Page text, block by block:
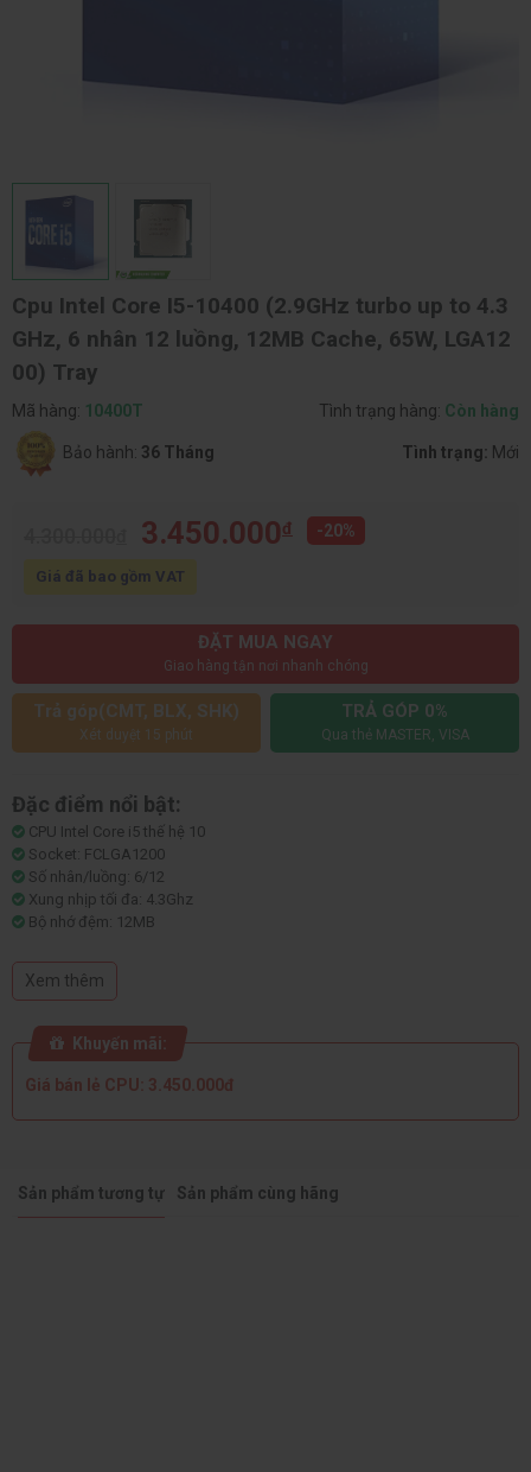
Cpu Intel Core I5-10400 (2.9GHz turbo up to 4.3
GHz, 6 nhân 12 luồng, 12MB Cache, 65W, LGA12
00) Tray
Mã hàng: 10400T Tình trạng hàng: Còn hàng
Bảo hành: 36 Tháng Tình trạng: Mới
3.450.000đ -20%
Giá đã bao gồm VAT
ĐẶT MUA NGAY
Giao hàng tận nơi nhanh chóng
Trả góp(CMT, BLX, SHK)
Xét duyệt 15 phút
TRẢ GÓP 0%
Qua thẻ MASTER, VISA
Đặc điểm nổi bật:
CPU Intel Core i5 thế hệ 10
Socket: FCLGA1200
Số nhân/luồng: 6/12
Xung nhịp tối đa: 4.3Ghz
Bộ nhớ đệm: 12MB
Chip đồ họa tích hợp: Intel® UHD Graphics 630
Ngày phát hành: Q2'20
Xem thêm
Khuyến mãi:
Giá bán lẻ CPU: 3.450.000đ
Sản phẩm tương tự Sản phẩm cùng hãng